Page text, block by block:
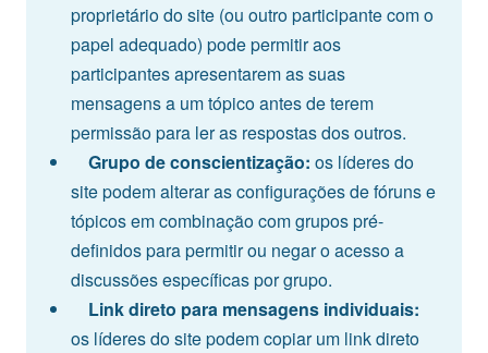
proprietário do site (ou outro participante com o
papel adequado) pode permitir aos
participantes apresentarem as suas
mensagens a um tópico antes de terem
permissão para ler as respostas dos outros.
Grupo de conscientização: os líderes do
site podem alterar as configurações de fóruns e
tópicos em combinação com grupos pré-
definidos para permitir ou negar o acesso a
discussões específicas por grupo.
Link direto para mensagens individuais:
os líderes do site podem copiar um link direto